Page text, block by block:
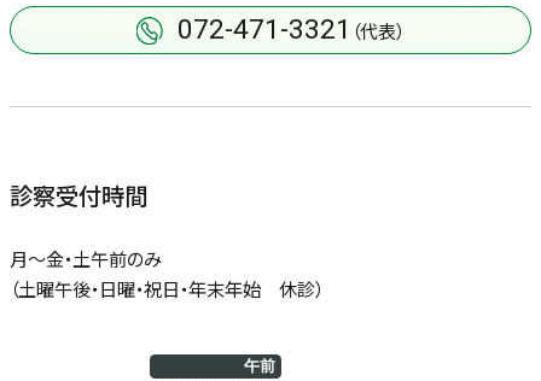
診察受付時間
月～金・土午前のみ
（土曜午後・日曜・祝日・年末年始 休診）
午前
072-471-3321 （代表）